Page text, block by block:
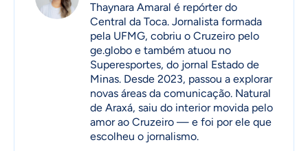
Thaynara Amaral é repórter do
Central da Toca. Jornalista formada
pela UFMG, cobriu o Cruzeiro pelo
ge.globo e também atuou no
Superesportes, do jornal Estado de
Minas. Desde 2023, passou a explorar
novas áreas da comunicação. Natural
de Araxá, saiu do interior movida pelo
amor ao Cruzeiro — e foi por ele que
escolheu o jornalismo.